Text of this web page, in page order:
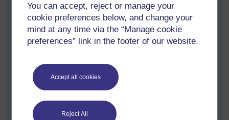
You can accept, reject or manage your
cookie preferences below, and change your
mind at any time via the “Manage cookie
preferences” link in the footer of our website.
Accept all cookies
Reject All
unavyotokea. Kubali na kunukuu kila wazo na kwa kila
pendekezo andika jina la aliyelitoa. Mara mapendekezo
yote yatakapokuwa yameorodheshwa, waambie wote
kuonyesha ni wazo gani wanalounga mkono kwa
Tumia
Nyenzo Rejea 1: Kuandaa usiku na mchana
kukusaidia kuandaa kifani cha usiku na mchana kwa
ajili ya darasa.
Waambie wanafunzi kuongea na majirani zao jinsi ya